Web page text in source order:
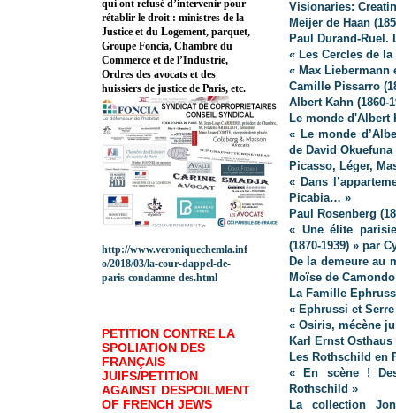
Visionaries:
Meijer de Haan
Paul Durand-Ruel.
« Les Cercles de la
« Max Liebermann
Camille Pissarro
Albert Kahn (1860-
Le monde d'Albert
« Le monde
de David Okuefuna
Picasso, Léger,
« Dans
Picabia… »
Paul Rosenberg
« Une élite
(1870-1939) » par
De la demeure au
Moïse de
La Famille
« Ephrussi et
« Osiris, mécène
Karl Ernst Osthaus
Les Rothschild en
« En scène !
Rothschild »
La collection
qui ont refusé d’intervenir pour
rétablir le droit : ministres de la
Justice et du Logement, parquet,
Groupe Foncia, Chambre du
Commerce et de l’Industrie,
Ordres des avocats et des
huissiers de justice de Paris, etc.
http://www.veroniquechemla.inf
o/2018/03/la-cour-dappel-de-
paris-condamne-des.html
PETITION CONTRE LA
SPOLIATION DES
FRANÇAIS
JUIFS/PETITION
AGAINST DESPOILMENT
OF FRENCH JEWS